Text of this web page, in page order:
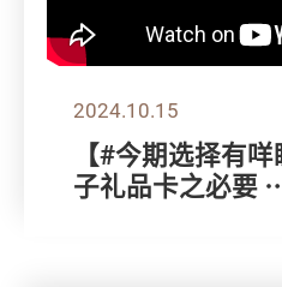
2024.10.15
【#今期选择有
子礼品卡之必要